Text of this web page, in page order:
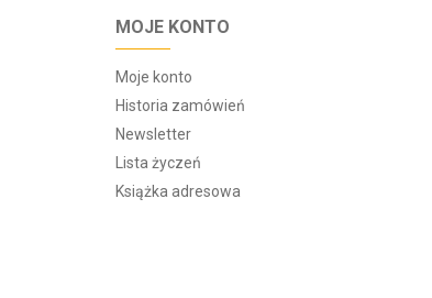
MOJE KONTO
Moje konto
Historia zamówień
Newsletter
Lista życzeń
Książka adresowa